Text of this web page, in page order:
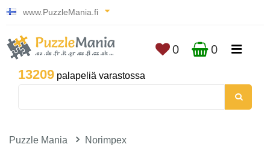
www.PuzzleMania.fi
13209 palapeliä varastossa
0 0
Puzzle Mania
Norimpex